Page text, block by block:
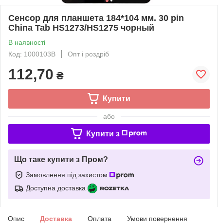
Сенсор для планшета 184*104 мм. 30 pin
China Tab HS1273/HS1275 чорный
В наявності
Код: 1000103B
Опт і роздріб
112,70 ₴
Купити
або
Купити з
Що таке купити з Пром?
Замовлення під захистом
Доступна доставка
Опис Доставка Оплата Умови повернення